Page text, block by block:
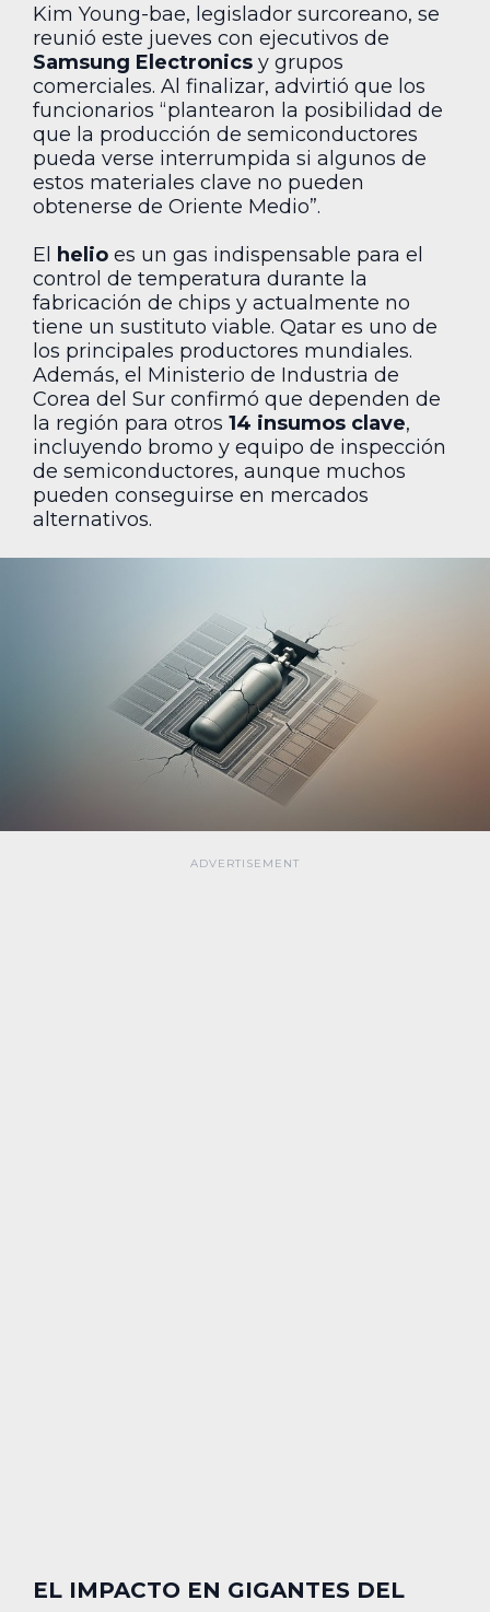
Kim Young-bae, legislador surcoreano, se
reunió este jueves con ejecutivos de
Samsung Electronics y grupos
comerciales. Al finalizar, advirtió que los
funcionarios “plantearon la posibilidad de
que la producción de semiconductores
pueda verse interrumpida si algunos de
estos materiales clave no pueden
obtenerse de Oriente Medio”.
El helio es un gas indispensable para el
control de temperatura durante la
fabricación de chips y actualmente no
tiene un sustituto viable. Qatar es uno de
los principales productores mundiales.
Además, el Ministerio de Industria de
Corea del Sur confirmó que dependen de
la región para otros 14 insumos clave,
incluyendo bromo y equipo de inspección
de semiconductores, aunque muchos
pueden conseguirse en mercados
alternativos.
EL IMPACTO EN GIGANTES DEL